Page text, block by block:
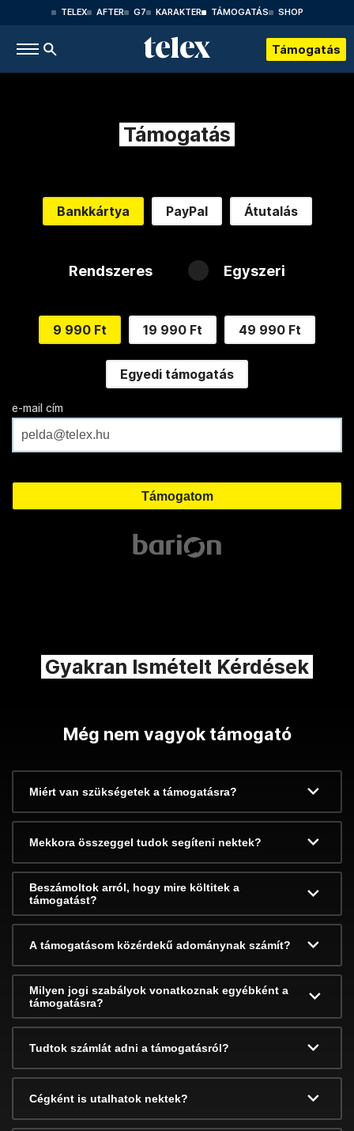
TELEX AFTER G7 KARAKTER TÁMOGATÁS SHOP
Támogatás
Támogatás
Bankkártya PayPal Átutalás
Rendszeres Egyszeri
9 990 Ft 19 990 Ft 49 990 Ft
Egyedi támogatás
e-mail cím
Gyakran Ismételt Kérdések
Még nem vagyok támogató
Miért van szükségetek a támogatásra?
Mekkora összeggel tudok segíteni nektek?
Beszámoltok arról, hogy mire költitek a
támogatást?
A támogatásom közérdekű adománynak számít?
Milyen jogi szabályok vonatkoznak egyébként a
támogatásra?
Tudtok számlát adni a támogatásról?
Cégként is utalhatok nektek?